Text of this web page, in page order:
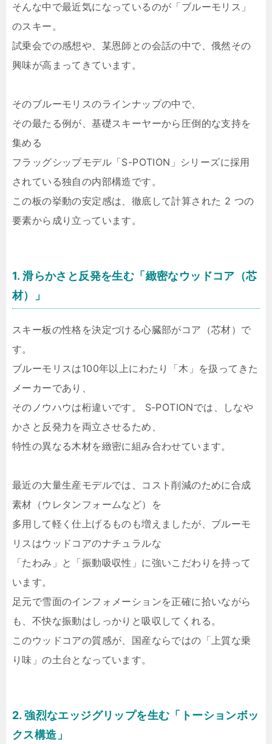
そんな中で最近気になっているのが「ブルーモリス」
のスキー。
試乗会での感想や、某恩師との会話の中で、俄然その
興味が高まってきています。
そのブルーモリスのラインナップの中で、
その最たる例が、基礎スキーヤーから圧倒的な支持を
集める
フラッグシップモデル「S-POTION」シリーズに採用
されている独自の内部構造です。
この板の挙動の安定感は、徹底して計算された 2 つの
要素から成り立っています。
1. 滑らかさと反発を生む「緻密なウッドコア（芯
材）」
スキー板の性格を決定づける心臓部がコア（芯材）で
す。
ブルーモリスは100年以上にわたり「木」を扱ってきた
メーカーであり、
そのノウハウは桁違いです。 S-POTIONでは、しなや
かさと反発力を両立させるため、
特性の異なる木材を緻密に組み合わせています。
最近の大量生産モデルでは、コスト削減のために合成
素材（ウレタンフォームなど）を
多用して軽く仕上げるものも増えましたが、ブルーモ
リスはウッドコアのナチュラルな
「たわみ」と「振動吸収性」に強いこだわりを持って
います。
足元で雪面のインフォメーションを正確に拾いながら
も、不快な振動はしっかりと吸収してくれる。
このウッドコアの質感が、国産ならではの「上質な乗
り味」の土台となっています。
2. 強烈なエッジグリップを生む「トーションボッ
クス構造」